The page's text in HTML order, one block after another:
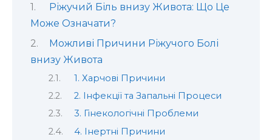
Ріжучий Біль внизу Живота: Що Це
Може Означати?
Можливі Причини Ріжучого Болі
внизу Живота
1. Харчові Причини
2. Інфекції та Запальні Процеси
3. Гінекологічні Проблеми
4. Інертні Причини